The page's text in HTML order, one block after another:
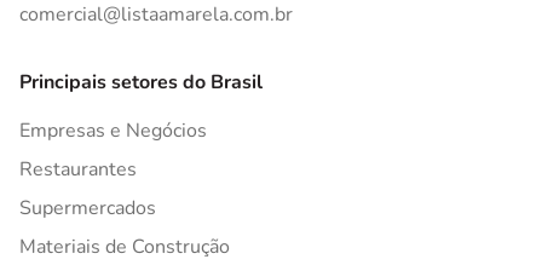
comercial@listaamarela.com.br
Principais setores do Brasil
Empresas e Negócios
Restaurantes
Supermercados
Materiais de Construção